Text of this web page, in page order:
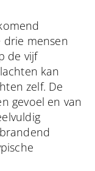
drie mensen
de vijf
kan
zelf. De
gevoel en van